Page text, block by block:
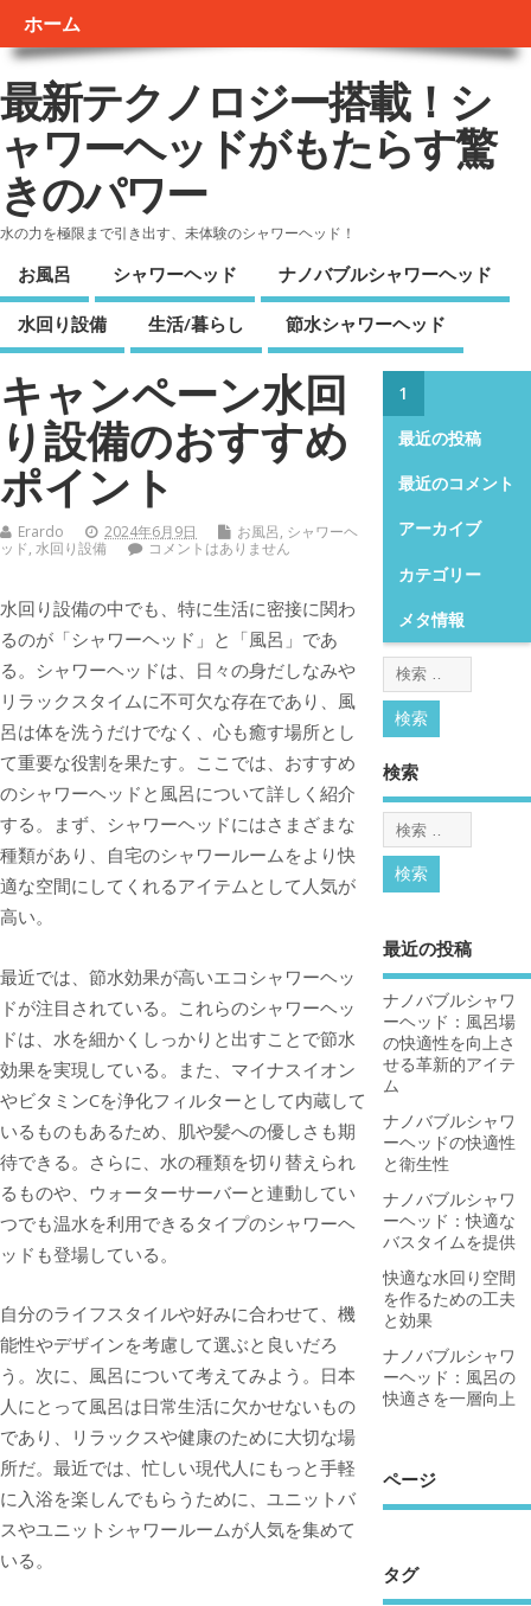
ホーム
最新テクノロジー搭載！シ
ャワーヘッドがもたらす驚
きのパワー
水の力を極限まで引き出す、未体験のシャワーヘッド！
お風呂 シャワーヘッド ナノバブルシャワーヘッド
水回り設備 生活/暮らし 節水シャワーヘッド
キャンペーン水回
り設備のおすすめ
ポイント
Erardo 2024年6月9日 お風呂, シャワーヘ
ッド, 水回り設備 コメントはありません
水回り設備の中でも、特に生活に密接に関わ
るのが「シャワーヘッド」と「風呂」であ
る。 シャワーヘッドは、日々の身だしなみや
リラックスタイムに不可欠な存在であり、風
呂は体を洗うだけでなく、心も癒す場所とし
て重要な役割を果たす。ここでは、おすすめ
のシャワーヘッドと風呂について詳しく紹介
する。まず、シャワーヘッドにはさまざまな
種類があり、自宅のシャワールームをより快
適な空間にしてくれるアイテムとして人気が
高い。
最近では、節水効果が高いエコシャワーヘッ
ドが注目されている。これらのシャワーヘッ
ドは、水を細かくしっかりと出すことで節水
効果を実現している。また、マイナスイオン
やビタミンCを浄化フィルターとして内蔵して
いるものもあるため、肌や髪への優しさも期
待できる。さらに、水の種類を切り替えられ
るものや、ウォーターサーバーと連動してい
つでも温水を利用できるタイプのシャワーヘ
ッドも登場している。
自分のライフスタイルや好みに合わせて、機
能性やデザインを考慮して選ぶと良いだろ
う。次に、風呂について考えてみよう。日本
人にとって風呂は日常生活に欠かせないもの
であり、リラックスや健康のために大切な場
所だ。最近では、忙しい現代人にもっと手軽
に入浴を楽しんでもらうために、ユニットバ
スやユニットシャワールームが人気を集めて
いる。
1
最近の投稿
最近のコメント
アーカイブ
カテゴリー
メタ情報
検索
最近の投稿
ナノバブルシャワ
ーヘッド：風呂場
の快適性を向上さ
せる革新的アイテ
ム
ナノバブルシャワ
ーヘッドの快適性
と衛生性
ナノバブルシャワ
ーヘッド：快適な
バスタイムを提供
快適な水回り空間
を作るための工夫
と効果
ナノバブルシャワ
ーヘッド：風呂の
快適さを一層向上
ページ
タグ